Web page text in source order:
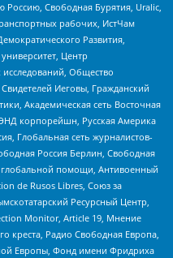
Россию, Свободная Бурятия, Uralic,
рабочих, ИстЧам
Развития,
Центр
Общество
Иеговы, Гражданский
Академическая сеть Восточная
корпорейшн, Русская Америка
Глобальная сеть журналистов-
Россия Берлин, Свободная
помощи, Антивоенный
de Rusos Libres, Союз за
Ресурсный Центр,
Monitor, Article 19, Мнение
креста, Радио Свободная Европа,
Европы, Фонд имени Фридриха